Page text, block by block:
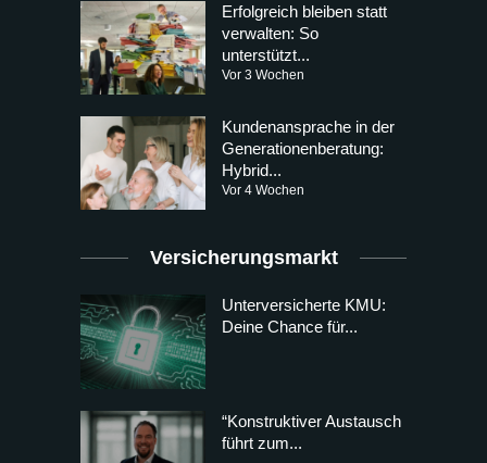
Erfolgreich bleiben statt
verwalten: So
unterstützt...
Vor 3 Wochen
Kundenansprache in der
Generationenberatung:
Hybrid...
Vor 4 Wochen
Versicherungsmarkt
Unterversicherte KMU:
Deine Chance für...
“Konstruktiver Austausch
führt zum...